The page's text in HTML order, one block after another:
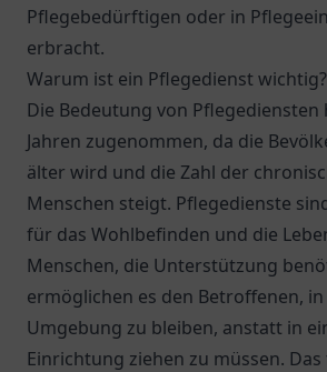
Pflegebedürftigen oder in
erbracht.
Warum ist ein Pflegedienst wichtig?
Die Bedeutung von
Jahren zugenommen, da die
älter wird und die Zahl der
Menschen steigt. Pflegedienste
für das Wohlbefinden und die
Menschen, die Unterstützung
ermöglichen es den Betroffenen,
Umgebung zu bleiben, anstatt in
Einrichtung ziehen zu müssen.